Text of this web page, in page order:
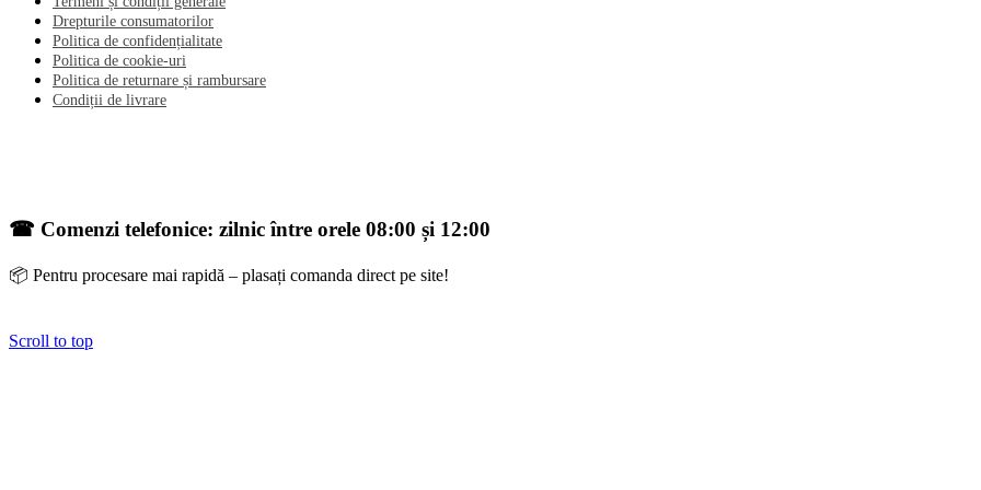
Drepturile consumatorilor
Politica de confidențialitate
Politica de cookie-uri
Politica de returnare și rambursare
Condiții de livrare
☎ Comenzi telefonice: zilnic între orele 08:00 și 12:00
📦 Pentru procesare mai rapidă – plasați comanda direct pe site!
Scroll to top